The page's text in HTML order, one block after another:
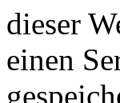
dieser
einen